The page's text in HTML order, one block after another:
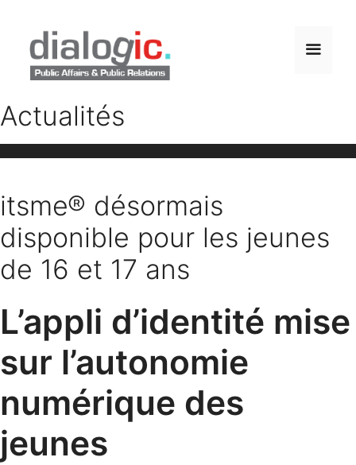
contenu
Actualités
itsme® désormais
disponible pour les jeunes
de 16 et 17 ans
L’appli d’identité mise
sur l’autonomie
numérique des
jeunes